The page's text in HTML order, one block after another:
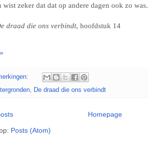
wist zeker dat dat op andere dagen ook zo was.
draad die ons verbindt, hoofdstuk 14
, De draad die ons verbindt
Homepage
Posts (Atom)